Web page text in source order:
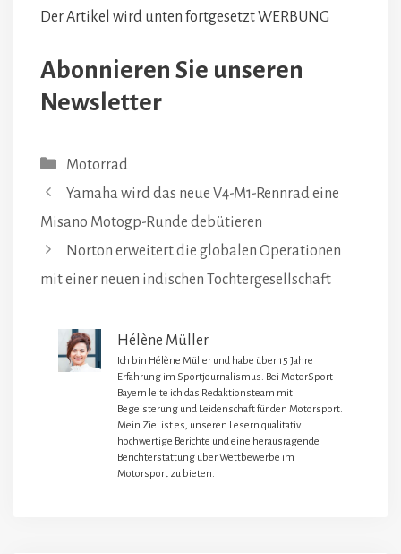
Der Artikel wird unten fortgesetztWERBUNG
Abonnieren Sie unseren
Newsletter
Kategorien
Motorrad
Yamaha wird das neue V4-M1-Rennrad eine
Misano Motogp-Runde debütieren
Norton erweitert die globalen Operationen
mit einer neuen indischen Tochtergesellschaft
Hélène Müller
Ich bin Hélène Müller und habe über 15 Jahre
Erfahrung im Sportjournalismus. Bei MotorSport
Bayern leite ich das Redaktionsteam mit
Begeisterung und Leidenschaft für den Motorsport.
Mein Ziel ist es, unseren Lesern qualitativ
hochwertige Berichte und eine herausragende
Berichterstattung über Wettbewerbe im
Motorsport zu bieten.